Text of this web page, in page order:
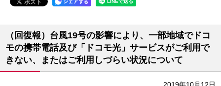
（回復報）台風19号の影響により、一部地域でドコ
モの携帯電話及び「ドコモ光」サービスがご利用で
きない、またはご利用しづらい状況について